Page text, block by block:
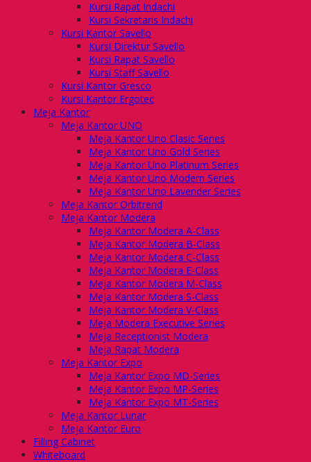
Kursi Rapat Indachi
Kursi Sekretaris Indachi
Kursi Kantor Savello
Kursi Direktur Savello
Kursi Rapat Savello
Kursi Staff Savello
Kursi Kantor Gresco
Kursi Kantor Ergotec
Meja Kantor
Meja Kantor UNO
Meja Kantor Uno Clasic Series
Meja Kantor Uno Gold Series
Meja Kantor Uno Platinum Series
Meja Kantor Uno Modern Series
Meja Kantor Uno Lavender Series
Meja Kantor Orbitrend
Meja Kantor Modera
Meja Kantor Modera A-Class
Meja Kantor Modera B-Class
Meja Kantor Modera C-Class
Meja Kantor Modera E-Class
Meja Kantor Modera M-Class
Meja Kantor Modera S-Class
Meja Kantor Modera V-Class
Meja Modera Executive Series
Meja Receptionist Modera
Meja Rapat Modera
Meja Kantor Expo
Meja Kantor Expo MD-Series
Meja Kantor Expo MP-Series
Meja Kantor Expo MT-Series
Meja Kantor Lunar
Meja Kantor Euro
Filling Cabinet
Whiteboard